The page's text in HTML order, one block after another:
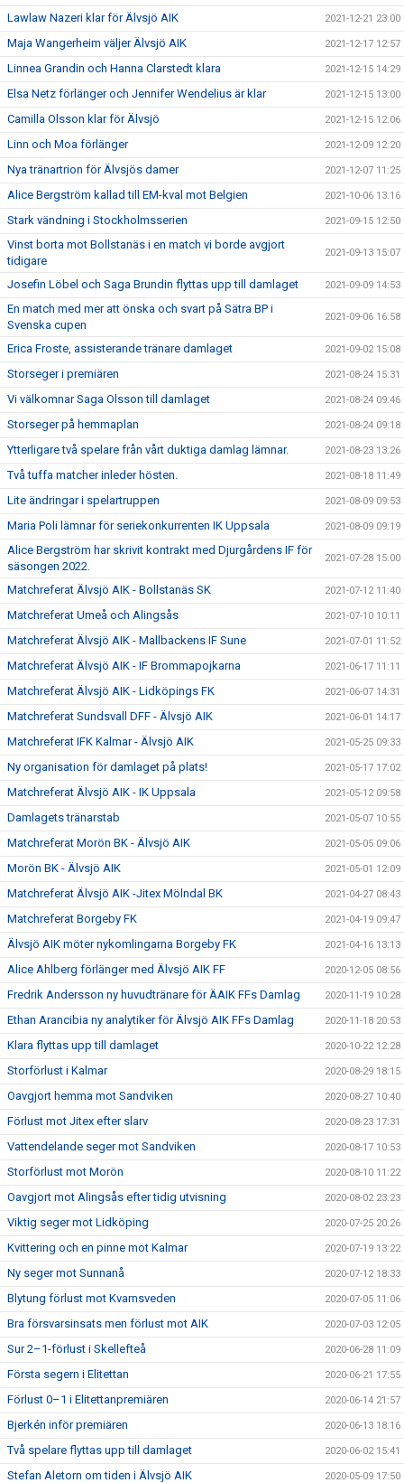
Lawlaw Nazeri klar för Älvsjö AIK 2021-12-21 23:00
Maja Wangerheim väljer Älvsjö AIK 2021-12-17 12:57
Linnea Grandin och Hanna Clarstedt klara 2021-12-15 14:29
Elsa Netz förlänger och Jennifer Wendelius är klar 2021-12-15 13:00
Camilla Olsson klar för Älvsjö 2021-12-15 12:06
Linn och Moa förlänger 2021-12-09 12:20
Nya tränartrion för Älvsjös damer 2021-12-07 11:25
Alice Bergström kallad till EM-kval mot Belgien 2021-10-06 13:16
Stark vändning i Stockholmsserien 2021-09-15 12:50
Vinst borta mot Bollstanäs i en match vi borde avgjort
tidigare
2021-09-13 15:07
Josefin Löbel och Saga Brundin flyttas upp till damlaget 2021-09-09 14:53
En match med mer att önska och svart på Sätra BP i
Svenska cupen
2021-09-06 16:58
Erica Froste, assisterande tränare damlaget 2021-09-02 15:08
Storseger i premiären 2021-08-24 15:31
Vi välkomnar Saga Olsson till damlaget 2021-08-24 09:46
Storseger på hemmaplan 2021-08-24 09:18
Ytterligare två spelare från vårt duktiga damlag lämnar. 2021-08-23 13:26
Två tuffa matcher inleder hösten. 2021-08-18 11:49
Lite ändringar i spelartruppen 2021-08-09 09:53
Maria Poli lämnar för seriekonkurrenten IK Uppsala 2021-08-09 09:19
Alice Bergström har skrivit kontrakt med Djurgårdens IF för
säsongen 2022.
2021-07-28 15:00
Matchreferat Älvsjö AIK - Bollstanäs SK 2021-07-12 11:40
Matchreferat Umeå och Alingsås 2021-07-10 10:11
Matchreferat Älvsjö AIK - Mallbackens IF Sune 2021-07-01 11:52
Matchreferat Älvsjö AIK - IF Brommapojkarna 2021-06-17 11:11
Matchreferat Älvsjö AIK - Lidköpings FK 2021-06-07 14:31
Matchreferat Sundsvall DFF - Älvsjö AIK 2021-06-01 14:17
Matchreferat IFK Kalmar - Älvsjö AIK 2021-05-25 09:33
Ny organisation för damlaget på plats! 2021-05-17 17:02
Matchreferat Älvsjö AIK - IK Uppsala 2021-05-12 09:58
Damlagets tränarstab 2021-05-07 10:55
Matchreferat Morön BK - Älvsjö AIK 2021-05-05 09:06
Morön BK - Älvsjö AIK 2021-05-01 12:09
Matchreferat Älvsjö AIK -Jitex Mölndal BK 2021-04-27 08:43
Matchreferat Borgeby FK 2021-04-19 09:47
Älvsjö AIK möter nykomlingarna Borgeby FK 2021-04-16 13:13
Alice Ahlberg förlänger med Älvsjö AIK FF 2020-12-05 08:56
Fredrik Andersson ny huvudtränare för ÄAIK FFs Damlag 2020-11-19 10:28
Ethan Arancibia ny analytiker för Älvsjö AIK FFs Damlag 2020-11-18 20:53
Klara flyttas upp till damlaget 2020-10-22 12:28
Storförlust i Kalmar 2020-08-29 18:15
Oavgjort hemma mot Sandviken 2020-08-27 10:40
Förlust mot Jitex efter slarv 2020-08-23 17:31
Vattendelande seger mot Sandviken 2020-08-17 10:53
Storförlust mot Morön 2020-08-10 11:22
Oavgjort mot Alingsås efter tidig utvisning 2020-08-02 23:23
Viktig seger mot Lidköping 2020-07-25 20:26
Kvittering och en pinne mot Kalmar 2020-07-19 13:22
Ny seger mot Sunnanå 2020-07-12 18:33
Blytung förlust mot Kvarnsveden 2020-07-05 11:06
Bra försvarsinsats men förlust mot AIK 2020-07-03 12:05
Sur 2–1-förlust i Skellefteå 2020-06-28 11:09
Första segern i Elitettan 2020-06-21 17:55
Förlust 0–1 i Elitettanpremiären 2020-06-14 21:57
Bjerkén inför premiären 2020-06-13 18:16
Två spelare flyttas upp till damlaget 2020-06-02 15:41
Stefan Aletorn om tiden i Älvsjö AIK 2020-05-09 17:50